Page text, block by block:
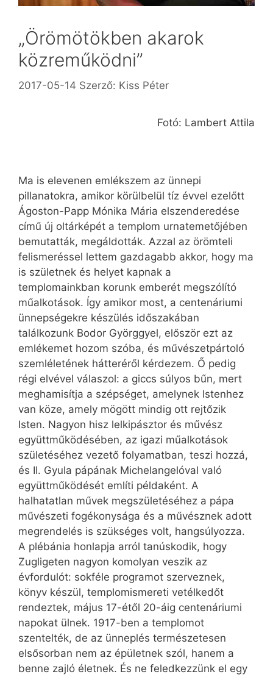
„Örömötökben akarok
közreműködni”
2017-05-14 Szerző: Kiss Péter
Fotó: Lambert Attila
Ma is elevenen emlékszem az ünnepi
pillanatokra, amikor körülbelül tíz évvel ezelőtt
Ágoston-Papp Mónika Mária elszenderedése
című új oltárképét a templom urnatemetőjében
bemutatták, megáldották. Azzal az örömteli
felismeréssel lettem gazdagabb akkor, hogy ma
is születnek és helyet kapnak a
templomainkban korunk emberét megszólító
műalkotások. Így amikor most, a centenáriumi
ünnepségekre készülés időszakában
találkozunk Bodor Györggyel, először ezt az
emlékemet hozom szóba, és művészetpártoló
szemléletének hátteréről kérdezem. Ő pedig
régi elvével válaszol: a giccs súlyos bűn, mert
meghamisítja a szépséget, amelynek Istenhez
van köze, amely mögött mindig ott rejtőzik
Isten. Nagyon hisz lelkipásztor és művész
együttműködésében, az igazi műalkotások
születéséhez vezető folyamatban, teszi hozzá,
és II. Gyula pápának Michelangelóval való
együttműködését említi példaként. A
halhatatlan művek megszületéséhez a pápa
művészeti fogékonysága és a művésznek adott
megrendelés is szükséges volt, hangsúlyozza.
A plébánia honlapja arról tanúskodik, hogy
Zugligeten nagyon komolyan veszik az
évfordulót: sokféle programot szerveznek,
könyv készül, templomismereti vetélkedőt
rendeztek, május 17-étől 20-áig centenáriumi
napokat ülnek. 1917-ben a templomot
szentelték, de az ünneplés természetesen
elsősorban nem az épületnek szól, hanem a
benne zajló életnek. És ne feledkezzünk el egy